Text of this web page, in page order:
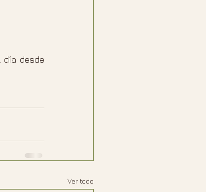
desde
Ver todo